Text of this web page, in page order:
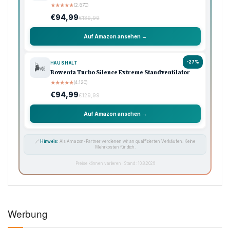
★★★★★(2.870)
€94,99€139,99
Auf Amazon ansehen →
-27%
🌬️ HAUSHALT
Rowenta Turbo Silence Extreme Standventilator
★★★★★(4.120)
€94,99€129,99
Auf Amazon ansehen →
🔗 Hinweis: Als Amazon-Partner verdienen wir an qualifizierten Verkäufen. Keine
Mehrkosten für dich.
Preise können variieren · Stand: 10.8.2026
Werbung